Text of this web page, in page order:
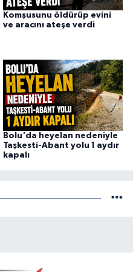
Komşusunu öldürüp evini
ve aracını ateşe verdi
Bolu'da heyelan nedeniyle
Taşkesti-Abant yolu 1 aydır
kapalı